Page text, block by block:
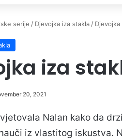
serije / Djevojka iza stakla /
iza
20, 2021
Nalan kako da
iz vlastitog iskustva.